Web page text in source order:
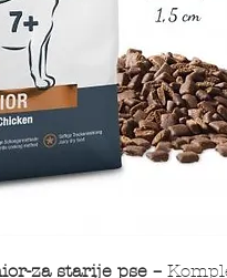
za starije pse –